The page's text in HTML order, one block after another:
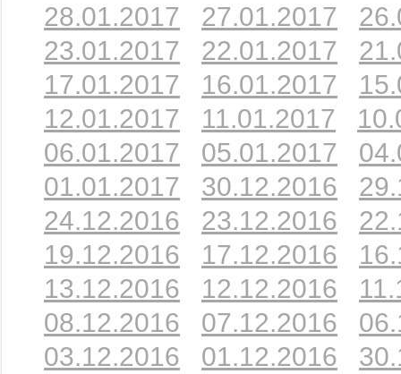
28.01.2017
27.01.2017
23.01.2017
22.01.2017
17.01.2017
16.01.2017
12.01.2017
11.01.2017
06.01.2017
05.01.2017
01.01.2017
30.12.2016
24.12.2016
23.12.2016
19.12.2016
17.12.2016
13.12.2016
12.12.2016
08.12.2016
07.12.2016
03.12.2016
01.12.2016